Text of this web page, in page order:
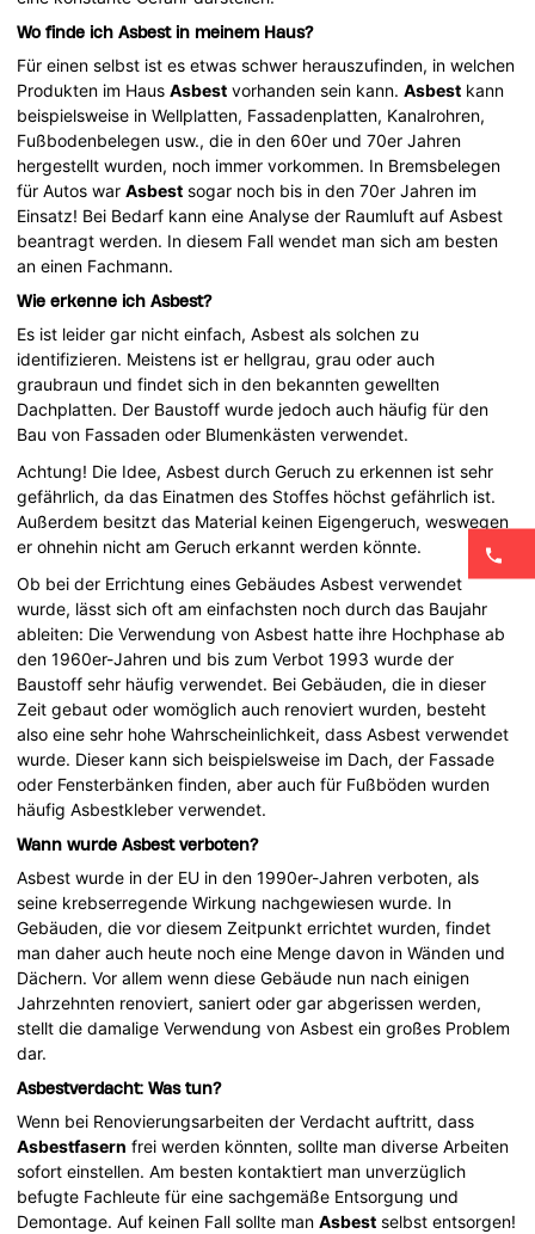
Wo finde ich Asbest in meinem Haus?
Für einen selbst ist es etwas schwer herauszufinden, in welchen
Produkten im HausAsbest vorhanden sein kann.Asbest kann
beispielsweise in Wellplatten, Fassadenplatten, Kanalrohren,
Fußbodenbelegen usw., die in den 60er und 70er Jahren
hergestellt wurden, noch immer vorkommen. In Bremsbelegen
für Autos warAsbest sogar noch bis in den 70er Jahren im
Einsatz! Bei Bedarf kann eine Analyse der Raumluft auf Asbest
beantragt werden. In diesem Fall wendet man sich am besten
an einen Fachmann.
Wie erkenne ich Asbest?
Es ist leider gar nicht einfach, Asbest als solchen zu
identifizieren. Meistens ist er hellgrau, grau oder auch
graubraun und findet sich in den bekannten gewellten
Dachplatten. Der Baustoff wurde jedoch auch häufig für den
Bau von Fassaden oder Blumenkästen verwendet.
Achtung! Die Idee, Asbest durch Geruch zu erkennen ist sehr
gefährlich, da das Einatmen des Stoffes höchst gefährlich ist.
Außerdem besitzt das Material keinen Eigengeruch, weswegen
er ohnehin nicht am Geruch erkannt werden könnte.
Ob bei der Errichtung eines Gebäudes Asbest verwendet
wurde, lässt sich oft am einfachsten noch durch das Baujahr
ableiten: Die Verwendung von Asbest hatte ihre Hochphase ab
den 1960er-Jahren und bis zum Verbot 1993 wurde der
Baustoff sehr häufig verwendet. Bei Gebäuden, die in dieser
Zeit gebaut oder womöglich auch renoviert wurden, besteht
also eine sehr hohe Wahrscheinlichkeit, dass Asbest verwendet
wurde. Dieser kann sich beispielsweise im Dach, der Fassade
oder Fensterbänken finden, aber auch für Fußböden wurden
häufig Asbestkleber verwendet.
Wann wurde Asbest verboten?
Asbest wurde in der EU in den 1990er-Jahren verboten, als
seine krebserregende Wirkung nachgewiesen wurde. In
Gebäuden, die vor diesem Zeitpunkt errichtet wurden, findet
man daher auch heute noch eine Menge davon in Wänden und
Dächern. Vor allem wenn diese Gebäude nun nach einigen
Jahrzehnten renoviert, saniert oder gar abgerissen werden,
stellt die damalige Verwendung von Asbest ein großes Problem
dar.
Asbestverdacht: Was tun?
Wenn bei Renovierungsarbeiten der Verdacht auftritt, dass
Asbestfasern frei werden könnten, sollte man diverse Arbeiten
sofort einstellen. Am besten kontaktiert man unverzüglich
befugte Fachleute für eine sachgemäße Entsorgung und
Demontage. Auf keinen Fall sollte manAsbest selbst entsorgen!